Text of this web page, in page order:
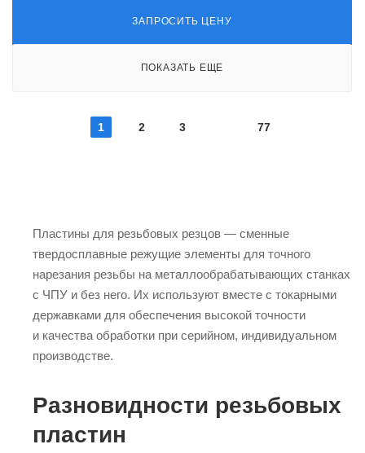
ЗАПРОСИТЬ ЦЕНУ
ПОКАЗАТЬ ЕЩЕ
1 2 3 77
Пластины для резьбовых резцов — сменные
твердосплавные режущие элементы для точного
нарезания резьбы на металлообрабатывающих станках
с ЧПУ и без него. Их используют вместе с токарными
державками для обеспечения высокой точности
и качества обработки при серийном, индивидуальном
производстве.
Разновидности резьбовых
пластин